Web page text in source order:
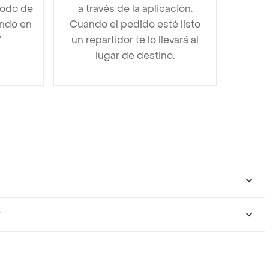
de
en
a través de la aplicación.
Cuando el pedido esté listo
un repartidor te lo llevará al
lugar de destino.